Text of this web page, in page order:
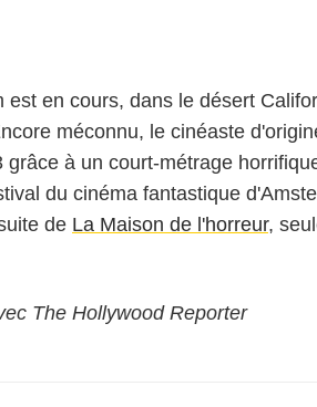
est en cours, dans le désert
méconnu, le cinéaste
grâce à un court-métrage
du cinéma fantastique
de La Maison de l'horreur,
The Hollywood Reporter